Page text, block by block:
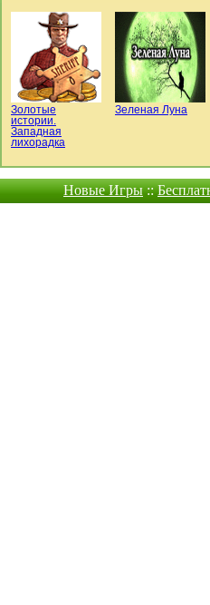
Золотые
истории.
Западная
лихорадка
Зеленая Луна
Новые Игры::